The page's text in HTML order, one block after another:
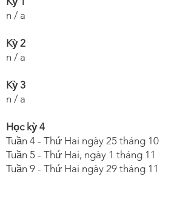
n / a
Kỳ 2
n / a
Kỳ 3
n / a
Học kỳ 4
Tuần 4 - Thứ Hai ngày 25 tháng 10
Tuần 5 - Thứ Hai, ngày 1 tháng 11
Tuần 9 - Thứ Hai ngày 29 tháng 11